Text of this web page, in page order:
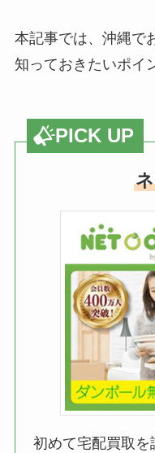
本記事では、沖縄で
知っておきたいポイ
PICK UP
初めて宅配買取を